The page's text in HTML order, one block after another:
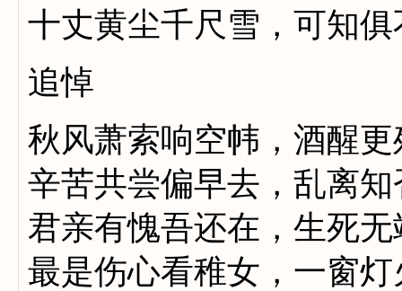
十丈黄尘千尺雪，可知
追悼
秋风萧索响空帏，酒醒
辛苦共尝偏早去，乱离
君亲有愧吾还在，生死
最是伤心看稚女，一窗